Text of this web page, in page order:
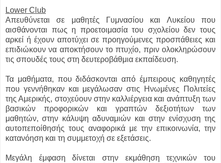
Lower Club
Απευθύνεται σε μαθητές Γυμνασίου και Λυκείου που
αισθάνονται πως η προετοιμασία του σχολείου δεν τους
αρκεί ή έχουν αποτύχει σε προηγούμενες προσπάθειες και
επιδιώκουν να αποκτήσουν το πτυχίο, πριν ολοκληρώσουν
τις σπουδές τους στη δευτεροβάθμια εκπαίδευση.
Τα μαθήματα, που διδάσκονται από έμπειρους καθηγητές
που γεννήθηκαν και μεγάλωσαν στις Ηνωμένες Πολιτείες
της Αμερικής, στοχεύουν στην καλλιέργεια και ανάπτυξη των
βασικών προφορικών και γραπτών δεξιοτήτων των
μαθητών, στην κάλυψη αδυναμιών και στην ενίσχυση της
αυτοπεποίθησής τους αναφορικά με την επικοινωνία, την
κατανόηση και τη συμμετοχή σε εξετάσεις.
Μεγάλη έμφαση δίνεται στην εκμάθηση τεχνικών του